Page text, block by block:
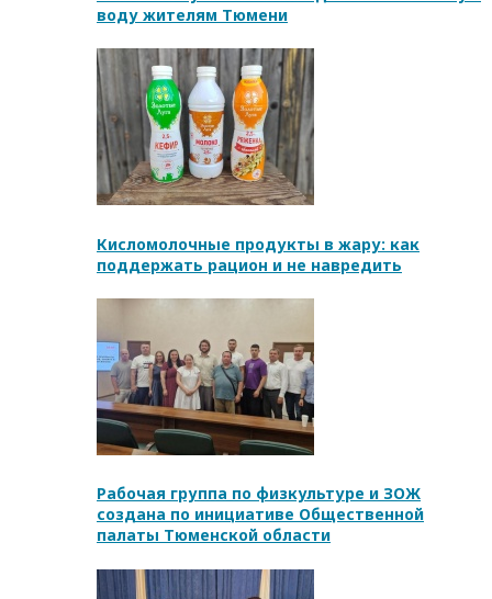
воду жителям Тюмени
Кисломолочные продукты в жару: как
поддержать рацион и не навредить
Рабочая группа по физкультуре и ЗОЖ
создана по инициативе Общественной
палаты Тюменской области